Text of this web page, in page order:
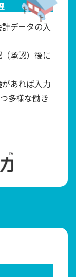
データの入
承認）後に
あれば入力
多様な働き